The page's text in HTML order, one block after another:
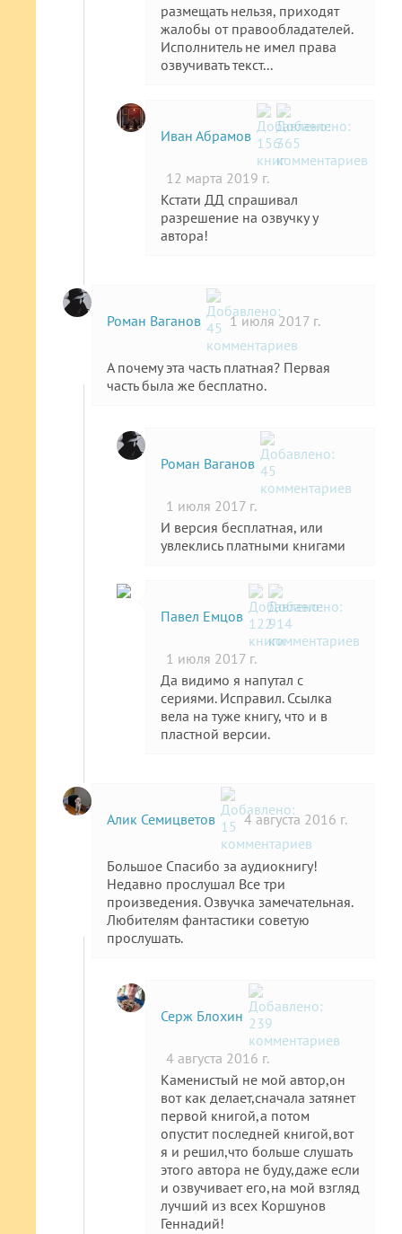
размещать нельзя, приходят
жалобы от правообладателей.
Исполнитель не имел права
озвучивать текст...
Иван Абрамов
12 марта 2019 г.
Кстати ДД спрашивал
разрешение на озвучку у
автора!
Роман Ваганов 1 июля 2017 г.
А почему эта часть платная? Первая
часть была же бесплатно.
Роман Ваганов
1 июля 2017 г.
И версия бесплатная, или
увлеклись платными книгами
Павел Емцов
1 июля 2017 г.
Да видимо я напутал с
сериями. Исправил. Ссылка
вела на туже книгу, что и в
пластной версии.
Алик Семицветов 4 августа 2016 г.
Большое Спасибо за аудиокнигу!
Недавно прослушал Все три
произведения. Озвучка замечательная.
Любителям фантастики советую
прослушать.
Серж Блохин
4 августа 2016 г.
Каменистый не мой автор,он
вот как делает,сначала затянет
первой книгой,а потом
опустит последней книгой,вот
я и решил,что больше слушать
этого автора не буду,даже если
и озвучивает его,на мой взгляд
лучший из всех Коршунов
Геннадий!